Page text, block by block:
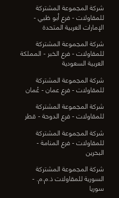
شركة المجموعة المشتركة
للمقاولات - فرع أبو ظبي -
الإمارات العربية المتحدة
شركة المجموعة المشتركة
للمقاولات - فرع الخبر - المملكة
العربية السعودية
شركة المجموعة المشتركة
للمقاولات - فرع عمان - عُمان
شركة المجموعة المشتركة
للمقاولات - فرع الدوحة - قطر
شركة المجموعة المشتركة
للمقاولات - فرع المنامة -
البحرين
شركة المجموعة المشتركة
السورية للمقاولات ذ.م.م. -
سوريا